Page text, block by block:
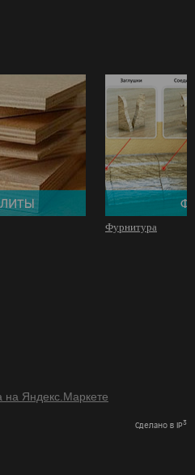
Фурнитура
Сделано в IP3